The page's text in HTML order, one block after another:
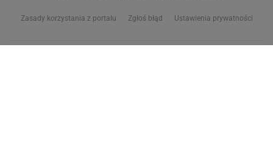
Zasady korzystania z portalu Zgłoś błąd Ustawienia prywatności